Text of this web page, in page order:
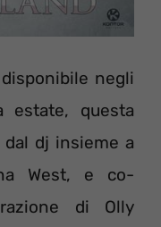
negli
estate, questa
dj insieme a
West, e co-
di Olly